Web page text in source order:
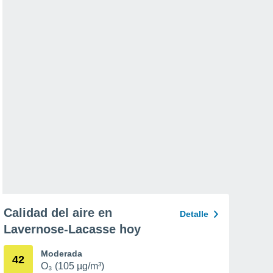
Calidad del aire en
Lavernose-Lacasse hoy
Detalle
42 Moderada
O₃ (105 µg/m³)